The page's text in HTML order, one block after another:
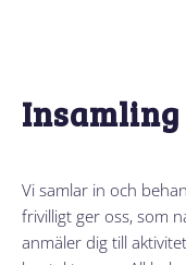
Vi samlar in och
frivilligt ger oss, som
anmäler dig till